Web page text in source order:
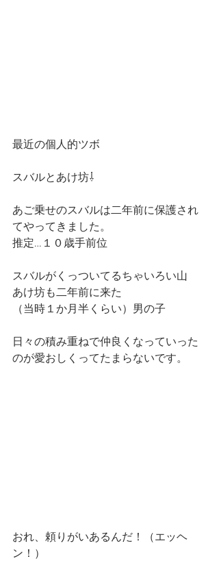
最近の個人的ツボ
スバルとあけ坊⇩
あご乗せのスバルは二年前に保護され
てやってきました。
推定…１０歳手前位
スバルがくっついてるちゃいろい山
あけ坊も二年前に来た
（当時１か月半くらい）男の子
日々の積み重ねで仲良くなっていった
のが愛おしくってたまらないです。
おれ、頼りがいあるんだ！（エッヘ
ン！）